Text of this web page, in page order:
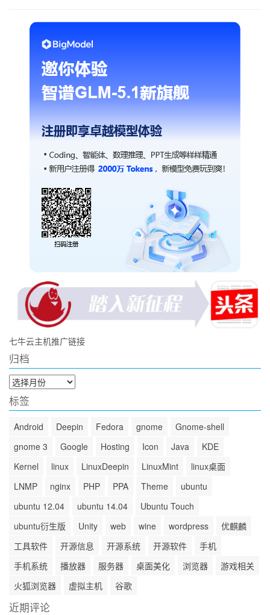
七牛云主机推广链接
归档
归
档
标签
Android Deepin Fedora gnome
Gnome-shell
gnome 3
Google Hosting Icon Java
KDE
Kernel
linux LinuxDeepin LinuxMint
linux桌面
LNMP
nginx PHP PPA Theme
ubuntu
ubuntu 12.04
ubuntu 14.04
Ubuntu Touch
ubuntu衍生版
Unity web wine wordpress
优麒麟
工具软件
开源信息 开源系统 开源软件
手机
手机系统
播放器 服务器 桌面美化 浏览器
游戏相关
火狐浏览器
虚拟主机 谷歌
近期评论